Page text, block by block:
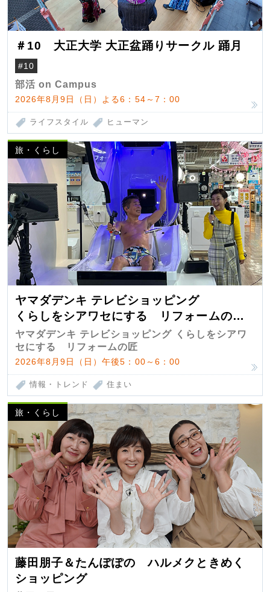
＃10 大正大学 大正盆踊りサークル 踊月
#10
部活 on Campus
2026年8月9日（日）よる6：54～7：00
ライフスタイル ヒューマン
旅・くらし
ヤマダデンキ テレビショッピング
くらしをシアワセにする リフォームの
匠 第7弾
ヤマダデンキ テレビショッピング くらしをシアワ
セにする リフォームの匠
2026年8月9日（日）午後5：00～6：00
情報・トレンド 住まい
旅・くらし
藤田朋子＆たんぽぽの ハルメクときめく
ショッピング